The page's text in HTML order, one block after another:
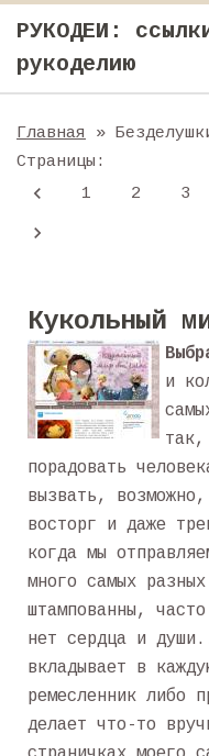
РУКОДЕИ:
рукоделию
Главная
»
Страницы :
1
2 3
Кукольный
и
так,
порадовать
вызвать,
восторг и даже
когда мы
много самых
штампованны,
нет сердца и
вкладывает в
ремесленник либо
делает что-то